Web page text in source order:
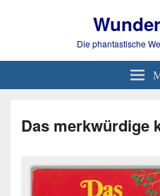
Die phantastische
Das merkwürdige